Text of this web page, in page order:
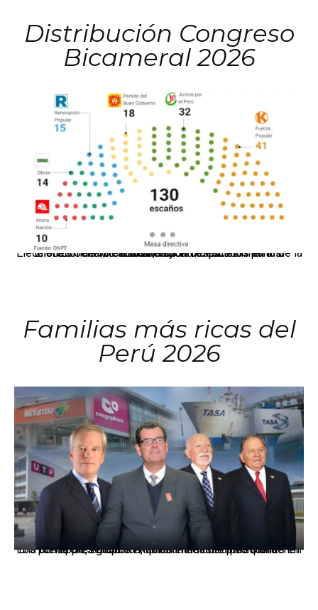
Distribución Congreso
Bicameral 2026
El JNE oficializó la distribución de escaños para la elección de 60 senadores y 130 diputados en las Elecciones Generales 2026, tras el restablecimiento de la Bicameralidad.
Familias más ricas del
Perú 2026
Los principales grupos empresariales del país mantienen una fuerte presencia en Áncash mediante inversiones en comercio, educación, salud e industria pesquera.